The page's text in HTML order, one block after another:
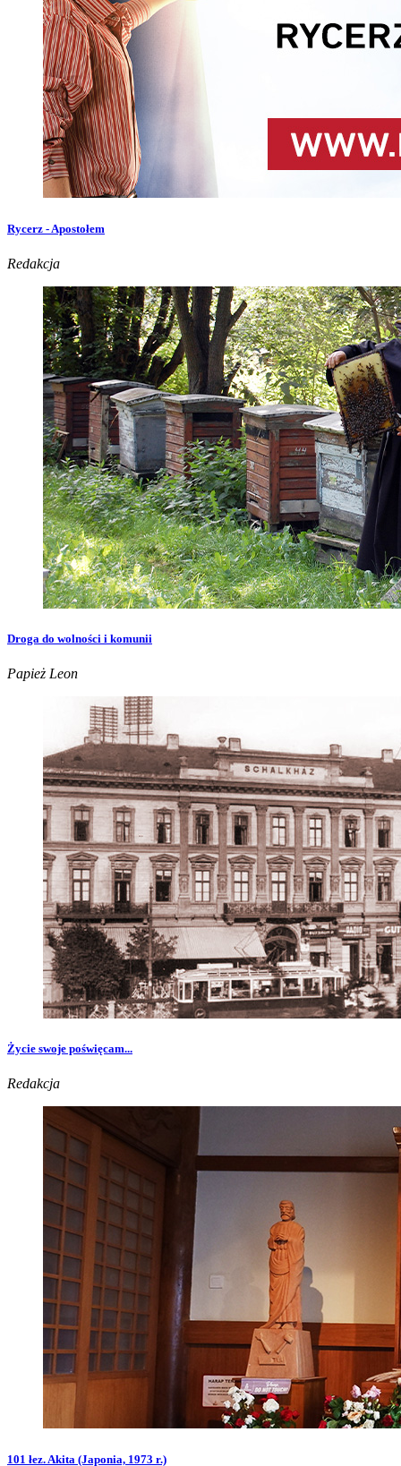
Rycerz - Apostołem
Redakcja
Droga do wolności i komunii
Papież Leon
Życie swoje poświęcam...
Redakcja
101 łez. Akita (Japonia, 1973 r.)